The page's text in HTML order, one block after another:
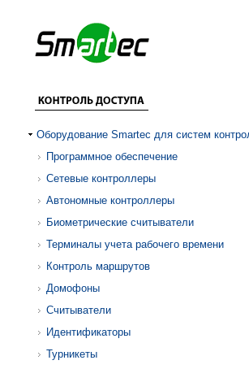
Оборудование Smartec для систем
Программное обеспечение
Сетевые контроллеры
Автономные контроллеры
Биометрические считыватели
Терминалы учета рабочего времени
Контроль маршрутов
Домофоны
Считыватели
Идентификаторы
Турникеты